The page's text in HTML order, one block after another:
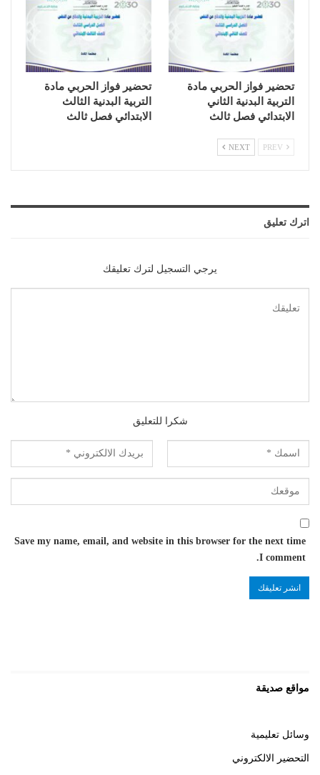
تحضير فواز الحربي مادة
التربية البدنية الثاني
الابتدائي فصل ثالث
تحضير فواز الحربي مادة
التربية البدنية الثالث
الابتدائي فصل ثالث
NEXT
اترك تعليق
يرجي التسجيل لترك تعليقك
شكرا للتعليق
Save my name, email, and website in this browser for the next time
I comment.
مواقع صديقة
وسائل تعليمية
التحضير الالكتروني